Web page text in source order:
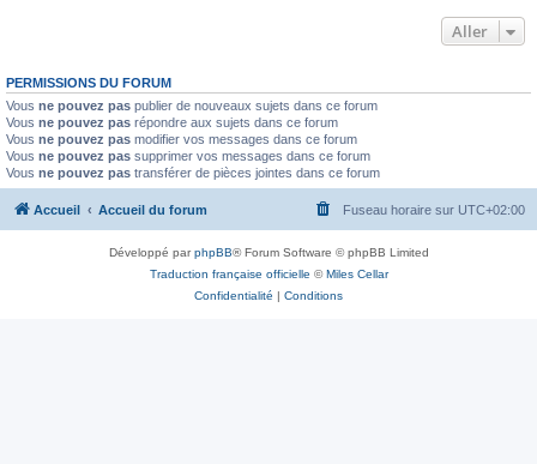
Aller
PERMISSIONS DU FORUM
Vous ne pouvez pas publier de nouveaux sujets dans ce forum
Vous ne pouvez pas répondre aux sujets dans ce forum
Vous ne pouvez pas modifier vos messages dans ce forum
Vous ne pouvez pas supprimer vos messages dans ce forum
Vous ne pouvez pas transférer de pièces jointes dans ce forum
Accueil Accueil du forum Fuseau horaire sur UTC+02:00
Développé parphpBB® Forum Software © phpBB Limited
Traduction française officielle ©Miles Cellar
Confidentialité | Conditions